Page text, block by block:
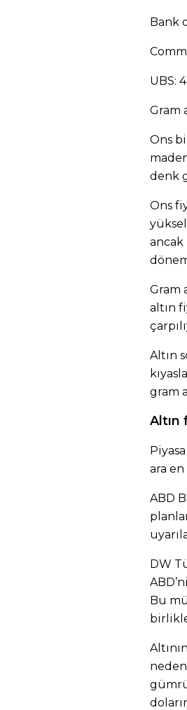
Bank
UBS:
Gram
Ons
denk
Ons
ancak
Gram
altın
Altın
gram
Altın
ara
ABD
DW
Bu